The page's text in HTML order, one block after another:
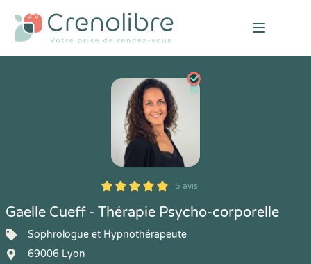
Open
5
1
5
5 5 avis
Gaelle Cueff - Thérapie Psycho-corporelle
Sophrologue et Hypnothérapeute
69006 Lyon